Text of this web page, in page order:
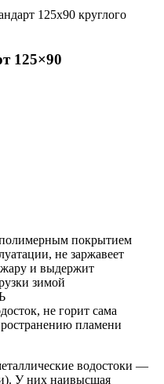
125×90
покрытием
не заржавеет
жару и выдержит
зимой
не горит сама
пламени
водостоки —
У них наивысшая